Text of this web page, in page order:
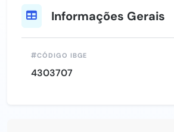
Informações Gerais
CÓDIGO IBGE
4303707